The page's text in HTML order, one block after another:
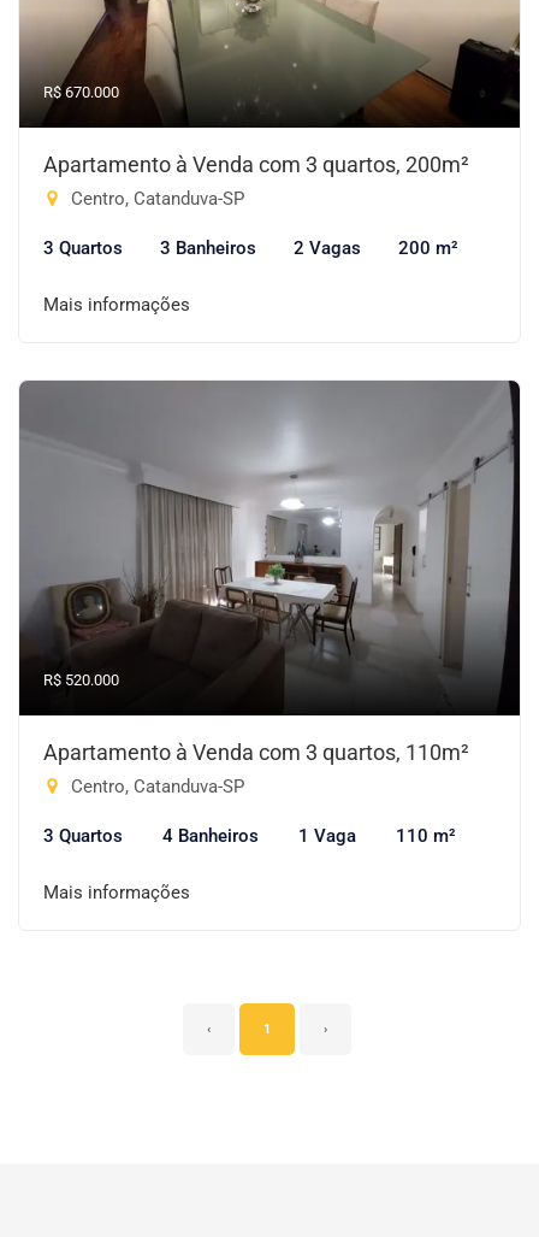
R$ 670.000
Apartamento à Venda com 3 quartos, 200m²
Centro, Catanduva-SP
3 Quartos 3 Banheiros 2 Vagas 200 m²
Mais informações
R$ 520.000
Apartamento à Venda com 3 quartos, 110m²
Centro, Catanduva-SP
3 Quartos 4 Banheiros 1 Vaga 110 m²
Mais informações
‹ 1 ›